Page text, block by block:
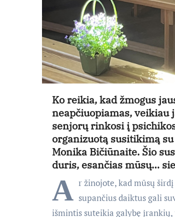
Ko reikia, kad žmogus
neapčiuopiamas, veikiau
senjorų rinkosi į
organizuotą susitikimą
Monika Bičiūnaite. Šio
duris, esančias mūsų…
A r žinojote, kad mūsų
supančius daiktus gali
išmintis suteikia galybę